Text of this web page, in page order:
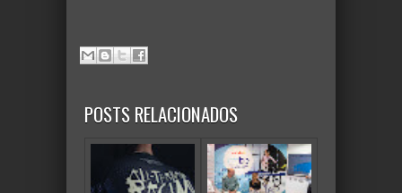
POSTS RELACIONADOS